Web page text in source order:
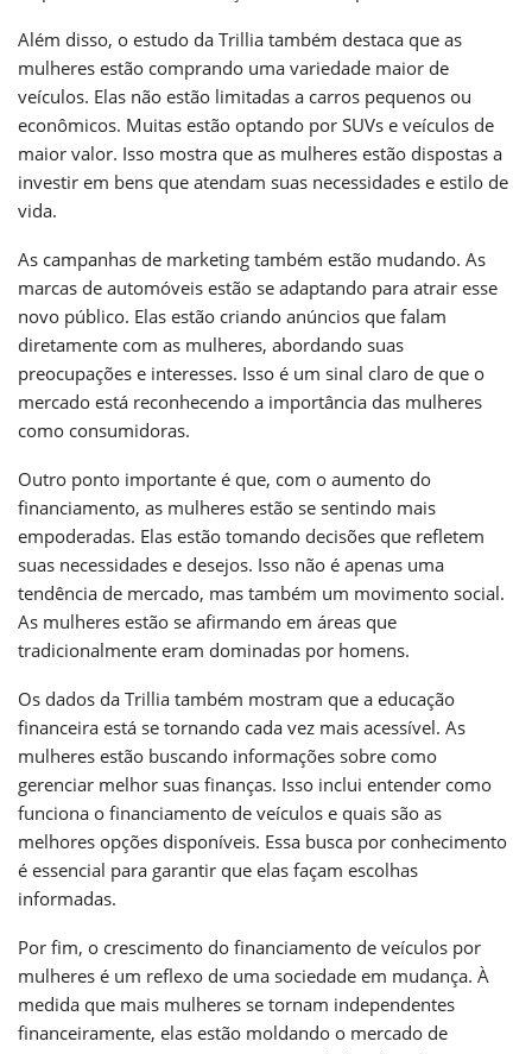
Além disso, o estudo da Trillia também destaca que as
mulheres estão comprando uma variedade maior de
veículos. Elas não estão limitadas a carros pequenos ou
econômicos. Muitas estão optando por SUVs e veículos de
maior valor. Isso mostra que as mulheres estão dispostas a
investir em bens que atendam suas necessidades e estilo de
vida.
As campanhas de marketing também estão mudando. As
marcas de automóveis estão se adaptando para atrair esse
novo público. Elas estão criando anúncios que falam
diretamente com as mulheres, abordando suas
preocupações e interesses. Isso é um sinal claro de que o
mercado está reconhecendo a importância das mulheres
como consumidoras.
Outro ponto importante é que, com o aumento do
financiamento, as mulheres estão se sentindo mais
empoderadas. Elas estão tomando decisões que refletem
suas necessidades e desejos. Isso não é apenas uma
tendência de mercado, mas também um movimento social.
As mulheres estão se afirmando em áreas que
tradicionalmente eram dominadas por homens.
Os dados da Trillia também mostram que a educação
financeira está se tornando cada vez mais acessível. As
mulheres estão buscando informações sobre como
gerenciar melhor suas finanças. Isso inclui entender como
funciona o financiamento de veículos e quais são as
melhores opções disponíveis. Essa busca por conhecimento
é essencial para garantir que elas façam escolhas
informadas.
Por fim, o crescimento do financiamento de veículos por
mulheres é um reflexo de uma sociedade em mudança. À
medida que mais mulheres se tornam independentes
financeiramente, elas estão moldando o mercado de